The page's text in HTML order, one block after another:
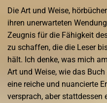
Die Art und Weise,
ihren unerwarteten
Zeugnis für die Fähigkeit
zu schaffen, die die Leser
hält. Ich denke, was mich
Art und Weise, wie das
eine reiche und nuancierte
versprach, aber stattdessen